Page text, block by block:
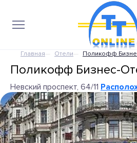
Главная Отели Поликофф
Поликофф Бизнес-
Невский проспект, 64/11